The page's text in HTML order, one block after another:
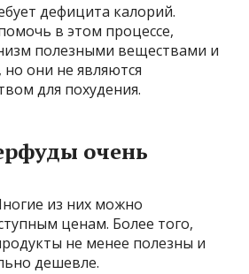
дефицита калорий.
в этом процессе,
полезными веществами и
но они не являются
для похудения.
очень
из них можно
ценам. Более того,
не менее полезны и
дешевле.